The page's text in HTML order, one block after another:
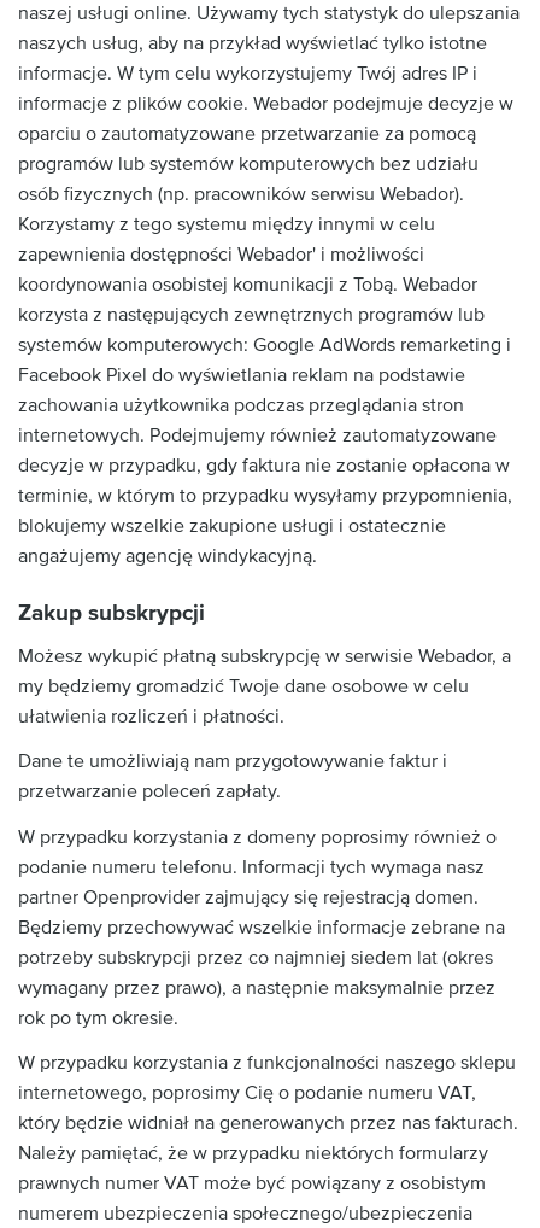
naszej usługi online. Używamy tych statystyk do ulepszania
naszych usług, aby na przykład wyświetlać tylko istotne
informacje. W tym celu wykorzystujemy Twój adres IP i
informacje z plików cookie. Webador podejmuje decyzje w
oparciu o zautomatyzowane przetwarzanie za pomocą
programów lub systemów komputerowych bez udziału
osób fizycznych (np. pracowników serwisu Webador).
Korzystamy z tego systemu między innymi w celu
zapewnienia dostępności Webador' i możliwości
koordynowania osobistej komunikacji z Tobą. Webador
korzysta z następujących zewnętrznych programów lub
systemów komputerowych: Google AdWords remarketing i
Facebook Pixel do wyświetlania reklam na podstawie
zachowania użytkownika podczas przeglądania stron
internetowych. Podejmujemy również zautomatyzowane
decyzje w przypadku, gdy faktura nie zostanie opłacona w
terminie, w którym to przypadku wysyłamy przypomnienia,
blokujemy wszelkie zakupione usługi i ostatecznie
angażujemy agencję windykacyjną.
Zakup subskrypcji
Możesz wykupić płatną subskrypcję w serwisie Webador, a
my będziemy gromadzić Twoje dane osobowe w celu
ułatwienia rozliczeń i płatności.
Dane te umożliwiają nam przygotowywanie faktur i
przetwarzanie poleceń zapłaty.
W przypadku korzystania z domeny poprosimy również o
podanie numeru telefonu. Informacji tych wymaga nasz
partner Openprovider zajmujący się rejestracją domen.
Będziemy przechowywać wszelkie informacje zebrane na
potrzeby subskrypcji przez co najmniej siedem lat (okres
wymagany przez prawo), a następnie maksymalnie przez
rok po tym okresie.
W przypadku korzystania z funkcjonalności naszego sklepu
internetowego, poprosimy Cię o podanie numeru VAT,
który będzie widniał na generowanych przez nas fakturach.
Należy pamiętać, że w przypadku niektórych formularzy
prawnych numer VAT może być powiązany z osobistym
numerem ubezpieczenia społecznego/ubezpieczenia